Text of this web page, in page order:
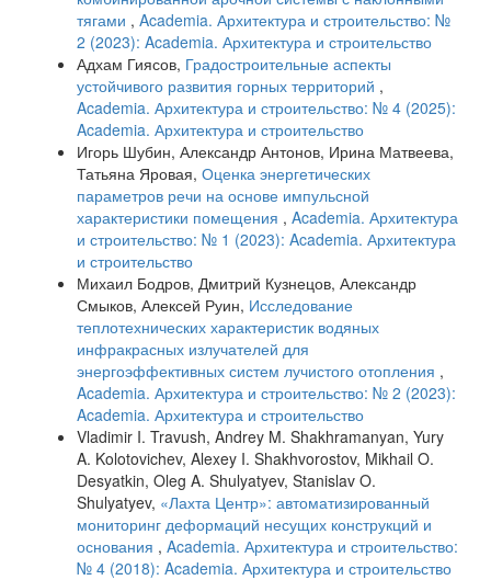
тягами , Academia. Архитектура и строительство: №
2 (2023): Academia. Архитектура и строительство
Адхам Гиясов, Градостроительные аспекты
устойчивого развития горных территорий ,
Academia. Архитектура и строительство: № 4 (2025):
Academia. Архитектура и строительство
Игорь Шубин, Александр Антонов, Ирина Матвеева,
Татьяна Яровая, Оценка энергетических
параметров речи на основе импульсной
характеристики помещения , Academia. Архитектура
и строительство: № 1 (2023): Academia. Архитектура
и строительство
Михаил Бодров, Дмитрий Кузнецов, Александр
Смыков, Алексей Руин, Исследование
теплотехнических характеристик водяных
инфракрасных излучателей для
энергоэффективных систем лучистого отопления ,
Academia. Архитектура и строительство: № 2 (2023):
Academia. Архитектура и строительство
Vladimir I. Travush, Andrey M. Shakhramanyan, Yury
A. Kolotovichev, Alexey I. Shakhvorostov, Mikhail O.
Desyatkin, Oleg A. Shulyatyev, Stanislav O.
Shulyatyev, «Лахта Центр»: автоматизированный
мониторинг деформаций несущих конструкций и
основания , Academia. Архитектура и строительство:
№ 4 (2018): Academia. Архитектура и строительство